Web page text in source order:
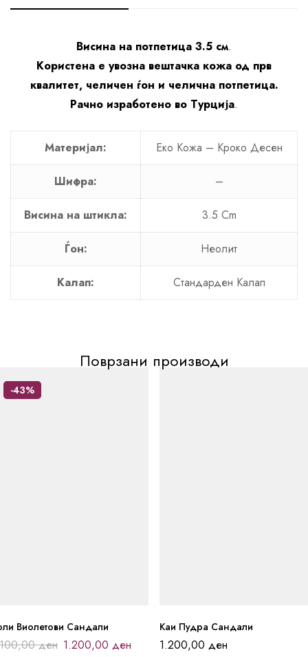
Висина на потпетица 3.5 см.
Користена е увозна вештачка кожа од прв
квалитет, челичен ѓон и челична потпетица.
Рачно изработено во Турција.
Материјал: Еко Кожа – Кроко Десен
Шифра: –
Висина на штикла: 3.5 Cm
Ѓон: Неолит
Калап: Стандарден Калап
Поврзани производи
-43%
Виолетови Сандали
ден 1.200,00 ден
Каи Пудра Сандали
1.200,00 ден